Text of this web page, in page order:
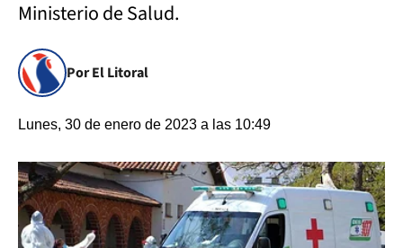
Ministerio de Salud.
Por El Litoral
Lunes, 30 de enero de 2023 a las 10:49